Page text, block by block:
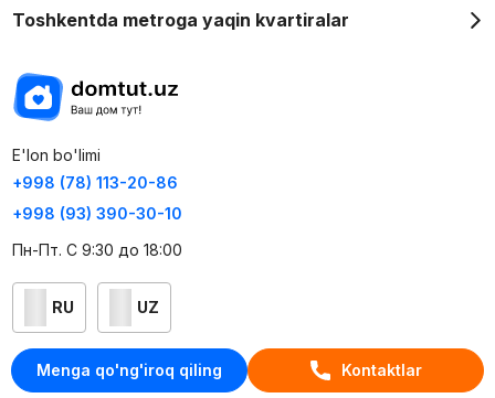
Menga qo'ng'iroq qiling Kontaktlar
Toshkentda metroga yaqin kvartiralar
E'lon bo'limi
+998 (78) 113-20-86
+998 (93) 390-30-10
Пн-Пт. С 9:30 до 18:00
RU UZ
Kontaktlar